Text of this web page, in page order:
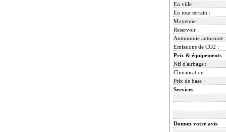
En ville :
En tout terrain :
Moyenne :
Reservoir :
Autonomie autoroute :
Emissions de CO2 :
Prix & équipements
NB d'airbags :
Climatisation :
Prix de base :
Services
Donnez votre avis